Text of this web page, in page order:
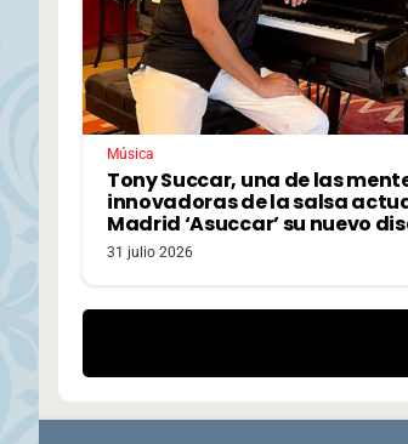
Música
Tony Succar, una de las
innovadoras de la salsa
Madrid ‘Asuccar’ su nuevo
31 julio 2026